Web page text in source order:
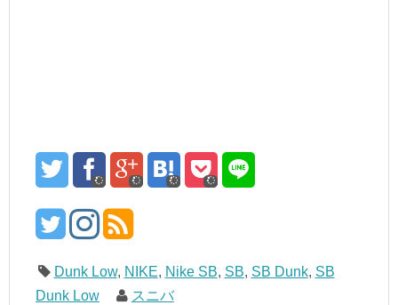
Dunk Low, NIKE, Nike SB, SB, SB Dunk, SB
Dunk Low
スニバ